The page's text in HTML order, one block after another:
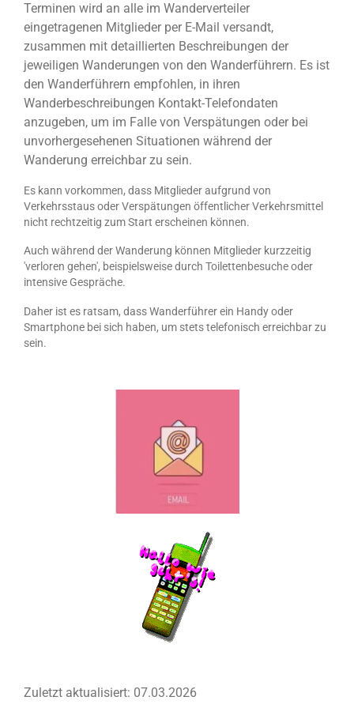
Terminen wird an alle im Wanderverteiler
eingetragenen Mitglieder per E-Mail versandt,
zusammen mit detaillierten Beschreibungen der
jeweiligen Wanderungen von den Wanderführern. Es ist
den Wanderführern empfohlen, in ihren
Wanderbeschreibungen Kontakt-Telefondaten
anzugeben, um im Falle von Verspätungen oder bei
unvorhergesehenen Situationen während der
Wanderung erreichbar zu sein.
Es kann vorkommen, dass Mitglieder aufgrund von
Verkehrsstaus oder Verspätungen öffentlicher Verkehrsmittel
nicht rechtzeitig zum Start erscheinen können.
Auch während der Wanderung können Mitglieder kurzzeitig
'verloren gehen', beispielsweise durch Toilettenbesuche oder
intensive Gespräche.
Daher ist es ratsam, dass Wanderführer ein Handy oder
Smartphone bei sich haben, um stets telefonisch erreichbar zu
sein.
Zuletzt aktualisiert: 07.03.2026